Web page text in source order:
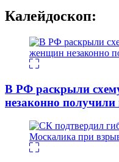
Калейдоскоп:
В РФ раскрыли
незаконно